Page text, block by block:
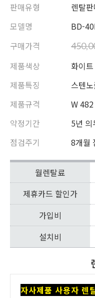
판매유형
렌탈판
모델명
BD-
구매가격
제품색상
화이트
제품특징
스텐
제품규격
W
약정기간
5년
점검주기
8개월
월렌탈료
제휴카드 할인가
가입비
설치비
자사제품 사용자 렌